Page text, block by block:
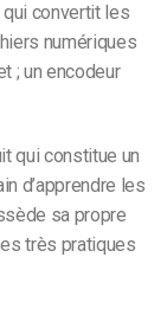
qui convertit les
numériques
; un encodeur
qui constitue un
d’apprendre les
sa propre
très pratiques